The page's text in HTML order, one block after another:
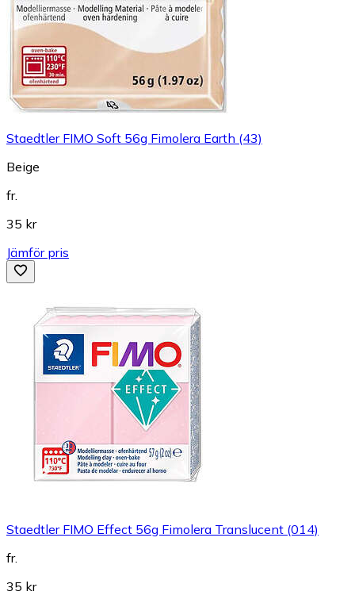
Staedtler FIMO Soft 56g Fimolera Earth (43)
Beige
fr.
35 kr
Jämför pris
Staedtler FIMO Effect 56g Fimolera Translucent (014)
fr.
35 kr